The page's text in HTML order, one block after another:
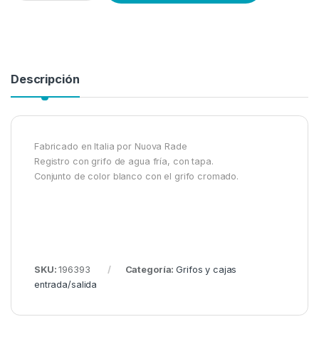
Descripción
Fabricado en Italia por Nuova Rade
Registro con grifo de agua fría, con tapa.
Conjunto de color blanco con el grifo cromado.
SKU:196393 Categoría:Grifos y cajas
entrada/salida